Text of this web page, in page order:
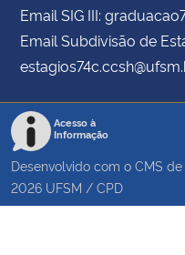
Email SIG III:
Email Subdivisão de
Acesso à
Informação
Desenvolvido com o CMS
2026 UFSM / CPD